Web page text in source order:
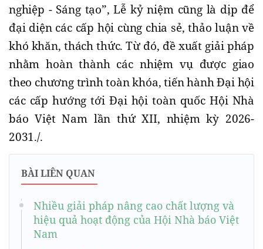
nghiệp - Sáng tạo”, Lễ kỷ niệm cũng là dịp để
đại diện các cấp hội cùng chia sẻ, thảo luận về
khó khăn, thách thức. Từ đó, đề xuất giải pháp
nhằm hoàn thành các nhiệm vụ được giao
theo chương trình toàn khóa, tiến hành Đại hội
các cấp hướng tới Đại hội toàn quốc Hội Nhà
báo Việt Nam lần thứ XII, nhiệm kỳ 2026-
2031./.
BÀI LIÊN QUAN
Nhiều giải pháp nâng cao chất lượng và
hiệu quả hoạt động của Hội Nhà báo Việt
Nam